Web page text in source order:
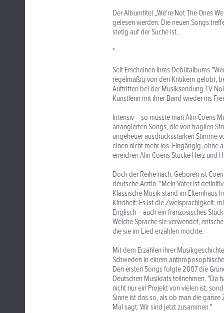
Der Albumtitel „We're Not The Ones
gelesen werden. Die neuen Songs
stetig auf der Suche ist. .
*
Seit Erscheinen ihres Debütalbums
regelmäßig von den Kritikern gelobt,
Auftritten bei der Musiksendung TV
Künstlerin mit ihrer Band wieder ins
Intensiv – so müsste man Alin Coens
arrangierten Songs, die von fragilen
ungeheuer ausdrucksstarken Stimme
einen nicht mehr los. Eingängig, ohne
erreichen Alin Coens Stücke Herz und
Doch der Reihe nach. Geboren ist
deutsche Ärztin. "Mein Vater ist
Klassische Musik stand im Elternhaus
Kindheit: Es ist die Zweisprachigkeit,
Englisch – auch ein französisches
Welche Sprache sie verwendet,
die sie im Lied erzählen möchte.
Mit dem Erzählen ihrer
Schweden in einem
Den ersten Songs folgte 2007 die
Deutschen Musikrats teilnehmen. "Da
nicht nur ein Projekt von vielen ist,
Sinne ist das so, als ob man die
Mal sagt: Wir sind jetzt zusammen."